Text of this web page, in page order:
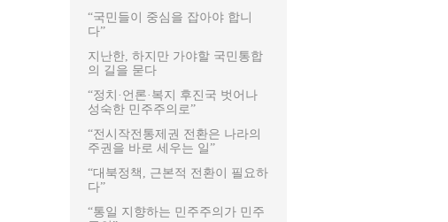
“국민들이 중심을 잡아야 합니
다”
지난한, 하지만 가야할 국민통합
의 길을 묻다
“정치·언론·복지 후진국 벗어나
성숙한 민주주의로”
“전시작전통제권 전환은 나라의
주권을 바로 세우는 일”
“대북정책, 근본적 전환이 필요하
다”
“통일 지향하는 민주주의가 민주